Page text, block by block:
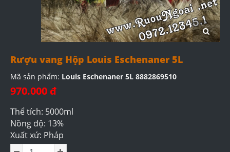
Rượu vang Hộp Louis Eschenaner 5L
Mã sản phẩm: Louis Eschenaner 5L 8882869510
970.000 đ
Thể tích: 5000ml
Nồng độ: 13%
Xuất xứ: Pháp